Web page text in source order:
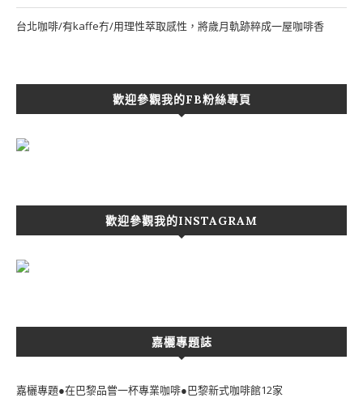
台北咖啡/有kaffe冇/用理性萃取感性，將歲月軌跡粹成一屋咖啡香
歡迎參觀我的FB粉絲專頁
歡迎參觀我的INSTAGRAM
嘉欐專題誌
嘉欐專題●在巴黎品嘗一杯專業咖啡●巴黎新式咖啡館12家